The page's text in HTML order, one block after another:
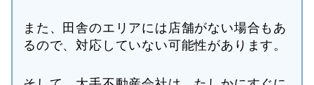
また、田舎のエリアには店舗がない場合もあ
るので、対応していない可能性があります。